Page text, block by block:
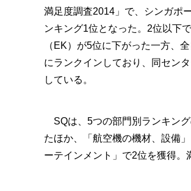
満足度調査2014」で、シンガポ
ンキング1位となった。2位以下
（EK）が5位に下がった一方、
にランクインしており、同セン
している。
SQは、5つの部門別ランキン
たほか、「航空機の機材、設備
ーテインメント」で2位を獲得。